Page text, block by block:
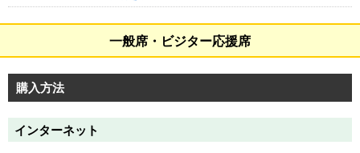
一般席・ビジター応援席
購入方法
インターネット